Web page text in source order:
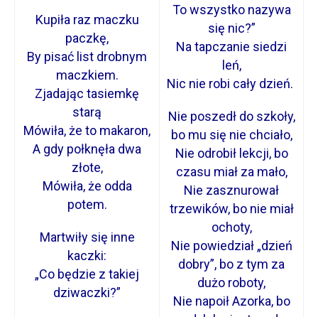
Kupiła raz maczku
paczkę,
By pisać list drobnym
maczkiem.
Zjadając tasiemkę
starą
Mówiła, że to makaron,
A gdy połknęła dwa
złote,
Mówiła, że odda
potem.
Martwiły się inne
kaczki:
„Co będzie z takiej
dziwaczki?”
To wszystko nazywa
się nic?”
Na tapczanie siedzi
leń,
Nic nie robi cały dzień.
Nie poszedł do szkoły,
bo mu się nie chciało,
Nie odrobił lekcji, bo
czasu miał za mało,
Nie zasznurował
trzewików, bo nie miał
ochoty,
Nie powiedział „dzień
dobry”, bo z tym za
dużo roboty,
Nie napoił Azorka, bo